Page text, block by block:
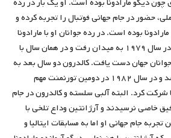
چون دیگو مارادونا بوده است. او یک بار در رده
حضور در جام جهانی فوتبال را تجربه کرده و
بوده است. در رده جوانان او با مارادونا
در جام جهانی جوانان ژاپن در سال ۱۹۷۹ به میدان رفت و در همان سال با
جوانان جهان دست یافت. کالدرون دو سال بعد به
تیم ملی آرژانتین دعوت شد و در سال ۱۹۸۲ در دومین تورنمنت مهم
شرکت کرد. البته آلبی سلسته و کالدرون در جام
به توفیق خاصی نرسیدند و آرژانتین وداع تلخی با
جام جهانی او اما به مسابقات ایتالیا و